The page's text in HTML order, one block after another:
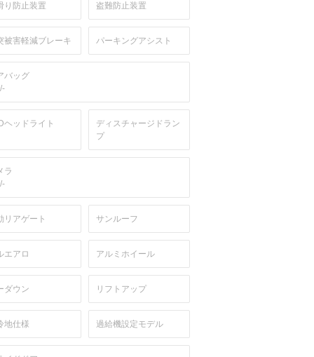
り防止装置 盗難防止装置
被害軽減ブレーキ パーキングアシスト
バッグ
ヘッドライト
ディスチャージドラン
プ
ラ
リアゲート サンルーフ
エアロ アルミホイール
ダウン リフトアップ
地仕様 過給機設定モデル